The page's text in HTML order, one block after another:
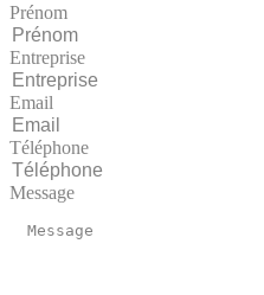
Prénom
Entreprise
Email
Téléphone
Message